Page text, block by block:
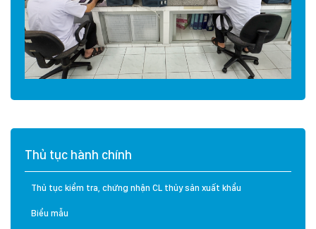
Thủ tục hành chính
Thủ tục kiểm tra, chứng nhận CL thủy sản xuất khẩu
Biểu mẫu